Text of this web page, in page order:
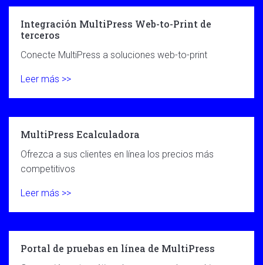
Integración MultiPress Web-to-Print de
terceros
Conecte MultiPress a soluciones web-to-print
Leer más >>
MultiPress Ecalculadora
Ofrezca a sus clientes en línea los precios más
competitivos
Leer más >>
Portal de pruebas en línea de MultiPress